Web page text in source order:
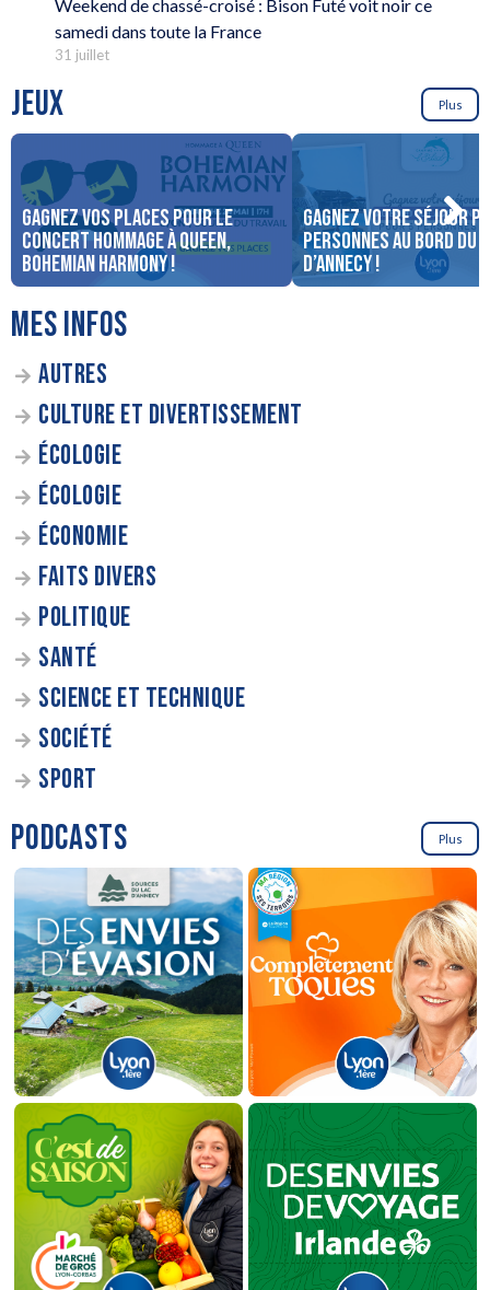
Weekend de chassé-croisé : Bison Futé voit noir ce
samedi dans toute la France
31 juillet
JEUX Plus
Gagnez vos places pour le
concert Hommage à Queen,
Bohemian Harmony !
Gagnez votre séjour
personnes au bord du
d’Annecy !
MES INFOS
AUTRES
CULTURE ET DIVERTISSEMENT
ÉCOLOGIE
ÉCOLOGIE
ÉCONOMIE
FAITS DIVERS
POLITIQUE
SANTÉ
SCIENCE ET TECHNIQUE
SOCIÉTÉ
SPORT
PODCASTS Plus